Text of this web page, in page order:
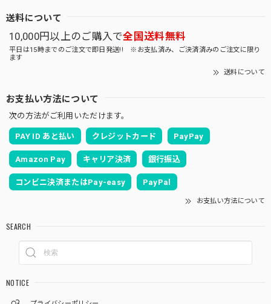
送料について
10,000円以上のご購入で全国送料無料
平日は15時までのご注文で即日発送!! ※お支払済み、ご決済済みのご注文に限り
ます
送料について
お支払い方法について
次の方法がご利用いただけます。
PAY ID あと払い クレジットカード PayPay
Amazon Pay キャリア決済 銀行振込
コンビニ決済またはPay-easy PayPal
お支払い方法について
SEARCH
NOTICE